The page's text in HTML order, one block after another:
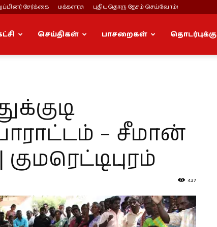
சேர்க்கை மக்களரசு புதியதொரு தேசம் செய்வோம்!
செய்திகள் பாசறைகள் தொடர்புக்கு
– சீமான்
437